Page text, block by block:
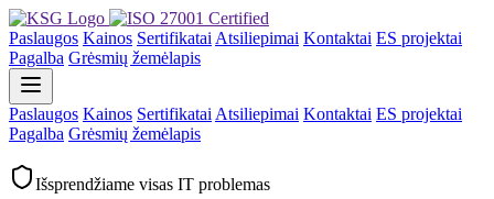
Paslaugos Kainos Sertifikatai Atsiliepimai Kontaktai ES projektai
Pagalba Grėsmių žemėlapis
Paslaugos Kainos Sertifikatai Atsiliepimai Kontaktai ES projektai
Pagalba Grėsmių žemėlapis
Išsprendžiame visas IT problemas